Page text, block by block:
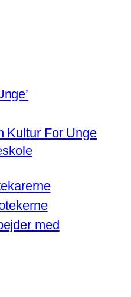
Kultur For Unge
med